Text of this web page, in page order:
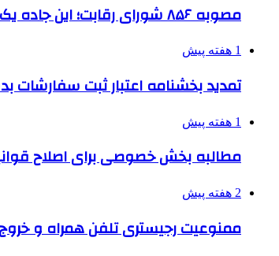
مصوبه ۸۵۶ شورای رقابت؛ این جاده یک‌طرفه است
1 هفته پیش
تمدید بخشنامه اعتبار ثبت سفارشات بدون
1 هفته پیش
مطالبه بخش خصوصی برای اصلاح
2 هفته پیش
ممنوعیت رجیستری تلفن همراه و خروج